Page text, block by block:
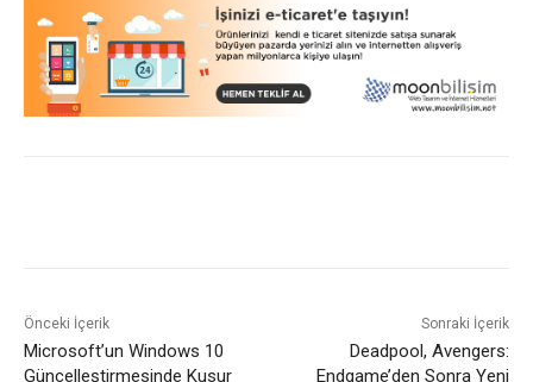
Önceki İçerik
Microsoft’un Windows 10
Güncelleştirmesinde Kusur
Sonraki İçerik
Deadpool, Avengers:
Endgame’den Sonra Yeni